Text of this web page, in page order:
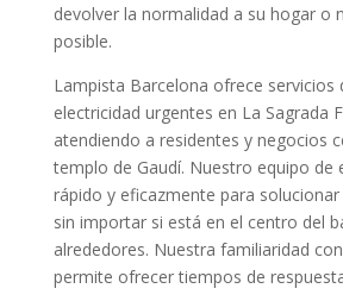
devolver la normalidad a su hogar o
posible.
Lampista Barcelona ofrece servicios
electricidad urgentes en La Sagrada
atendiendo a residentes y negocios
templo de Gaudí. Nuestro equipo de
rápido y eficazmente para
sin importar si está en el centro del
alrededores. Nuestra familiaridad
permite ofrecer tiempos de